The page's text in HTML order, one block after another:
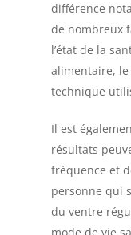
différence
de nombreux
l’état de la
alimentaire, le
technique
Il est
résultats
fréquence et
personne qui
du ventre